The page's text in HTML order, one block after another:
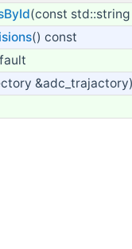
(const
() const
&adc_trajactory)